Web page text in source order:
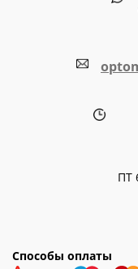
ПТ
Способы оплаты